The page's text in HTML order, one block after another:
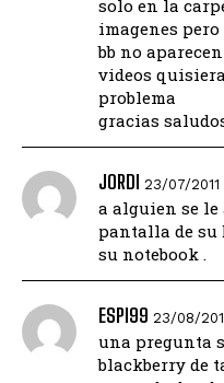
solo en la
imagenes
bb no
videos
problema
gracias
JORDI 23/07/2011
a alguien se le
pantalla de su
su notebook .
ESPI99 23/08/
una pregunta
blackberry de